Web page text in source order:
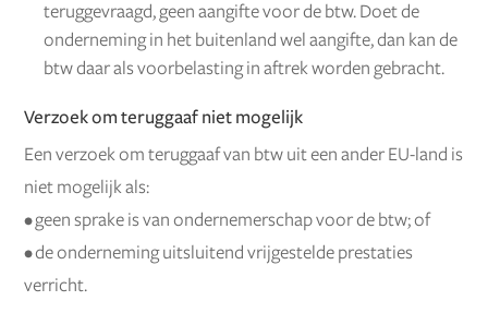
teruggevraagd, geen aangifte voor de btw. Doet de
onderneming in het buitenland wel aangifte, dan kan de
btw daar als voorbelasting in aftrek worden gebracht.
Verzoek om teruggaaf niet mogelijk
Een verzoek om teruggaaf van btw uit een ander EU-land is
niet mogelijk als:
• geen sprake is van ondernemerschap voor de btw; of
• de onderneming uitsluitend vrijgestelde prestaties
verricht.